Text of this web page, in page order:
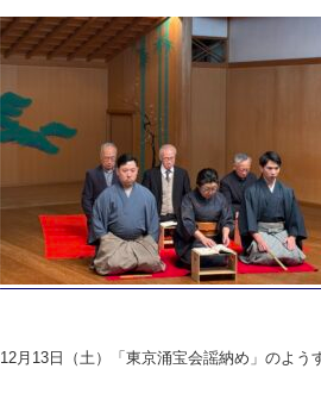
12月13日（土）「東京涌宝会謡納め」のよう